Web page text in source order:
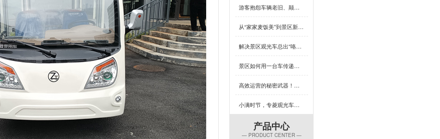
游客抱怨车辆老旧、颠簸？一台让景区复购率飙升的观光车来了！
从“家家麦饭美”到景区新体验，芒种×专菱观光车藏着多少惊喜？
解决景区观光车总出“咯吱响”？竟然可以这样做
景区如何用一台车传递人文关怀？答案藏在专菱观光车的钣金工艺里
高效运营的秘密武器！专菱电动景区观光车赋能景区服务升级
小满时节，专菱观光车钣金品质引领出行新体验
产品中心
— PRODUCT CENTER —